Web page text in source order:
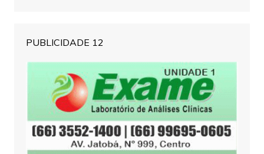
PUBLICIDADE 12